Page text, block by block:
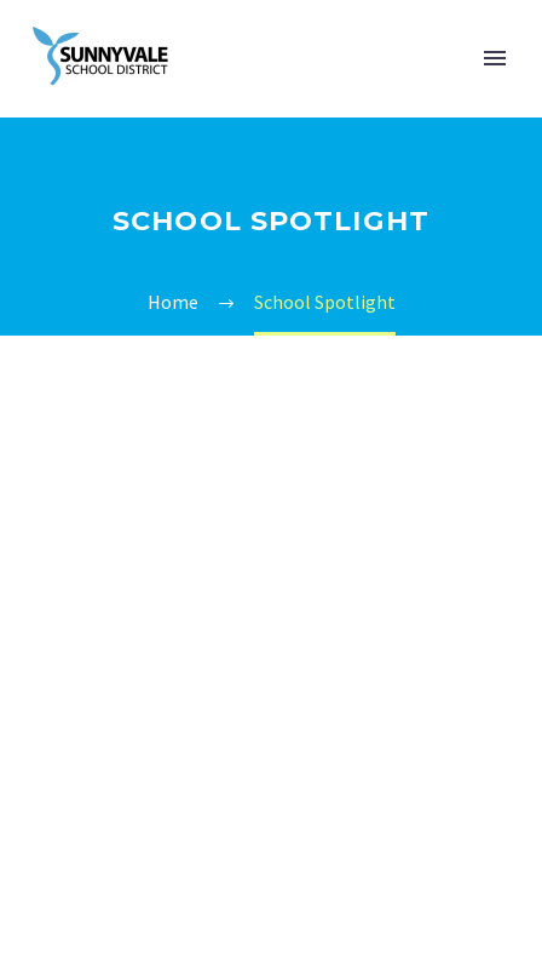
SCHOOL SPOTLIGHT
Home School Spotlight